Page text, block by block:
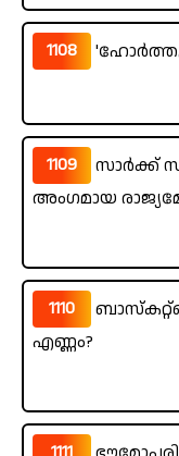
1108
1109
സാർക്ക്
അംഗമായ
1110
എണ്ണം?